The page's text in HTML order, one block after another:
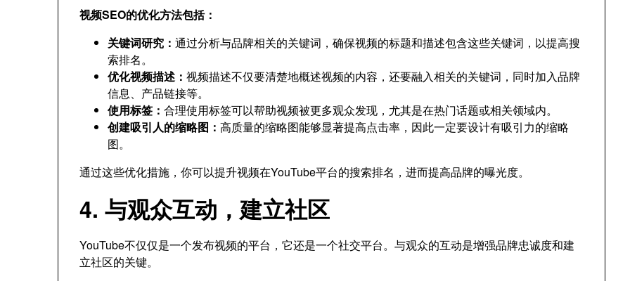
视频SEO的优化方法包括：
关键词研究： 通过分析与品牌相关的关键词，确保视频的标题和描述包含这些关键词，以提高搜
索排名。
优化视频描述： 视频描述不仅要清楚地概述视频的内容，还要融入相关的关键词，同时加入品牌
信息、产品链接等。
使用标签： 合理使用标签可以帮助视频被更多观众发现，尤其是在热门话题或相关领域内。
创建吸引人的缩略图： 高质量的缩略图能够显著提高点击率，因此一定要设计有吸引力的缩略
图。
通过这些优化措施，你可以提升视频在YouTube平台的搜索排名，进而提高品牌的曝光度。
4. 与观众互动，建立社区
YouTube不仅仅是一个发布视频的平台，它还是一个社交平台。与观众的互动是增强品牌忠诚度和建
立社区的关键。